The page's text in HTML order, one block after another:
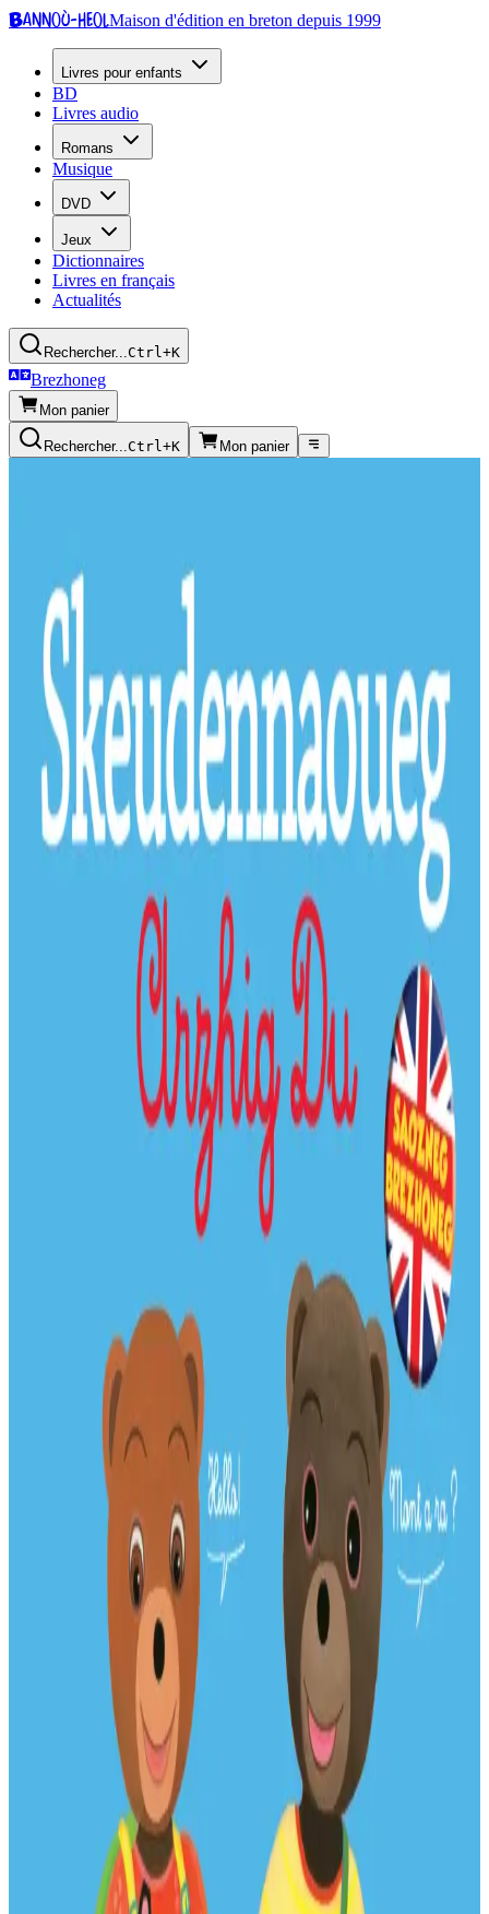
Bannoù-heolMaison d'édition en breton depuis 1999
Livres pour enfants
BD
Livres audio
Romans
Musique
DVD
Jeux
Dictionnaires
Livres en français
Actualités
Rechercher...Ctrl+K
Brezhoneg
Mon panier
Rechercher...Ctrl+K Mon panier
Le Télégramme
Arzhig Du (Petit Ours Brun) est polyglotte. Non seulement il parle
français et breton, comme en témoignait un précédent album, mais il
s’est mis également à l’anglais sous le nom de Little Brown Bear et
c’est un imagier bilingue anglais/breton que proposent cette fois les
éditions Bannoù-heol.
Un bel album illustrant les scènes de la vie quotidienne qui pourra
notamment accompagner les enfants scolarisés en classes
maternelles et primaires polyglottes.
Diffusion en librairies (13,90 €) par Coop Breizh ou sur le site
www.b-heol.com (+5 € de frais de port).